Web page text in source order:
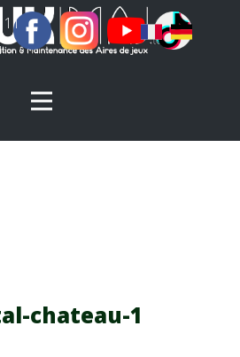
11
chateau-1